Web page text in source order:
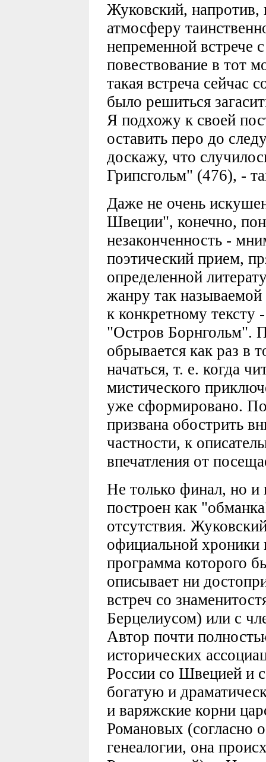
Жуковский, напротив,
атмосферу
непременной встрече
повествование в тот
такая встреча сейчас
было решиться
Я подхожу к своей
оставить перо до
доскажу, что
Грипсгольм" (476), -
Даже не очень
Швеции", конечно,
незаконченность -
поэтический прием,
определенной
жанру так
к конкретному
"Остров Борнгольм".
обрывается как раз в
начаться, т. е. когда
мистического
уже сформировано.
призвана обострить
частности, к
впечатления от
Не только финал, но
построен как
отсутствия.
официальной хроники
программа которого
описывает ни
встреч со
Берцелиусом) или с
Автор почти
исторических
России со Швецией и
богатую и
и варяжские корни
Романовых (согласно
генеалогии, она